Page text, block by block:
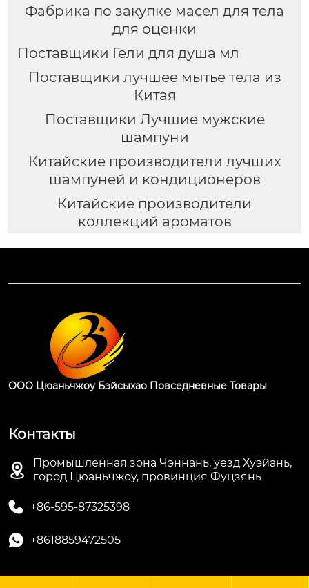
Фабрика по закупке масел для тела
для оценки
Поставщики Гели для душа мл
Поставщики лучшее мытье тела из
Китая
Поставщики Лучшие мужские
шампуни
Китайские производители лучших
шампуней и кондиционеров
Китайские производители
коллекций ароматов
ООО Цюаньчжоу Бэйсыхао Повседневные Товары
Контакты

Промышленная зона Чэннань, уезд Хуэйань,
город Цюаньчжоу, провинция Фуцзянь
 +86-595-87325398
 +8618859472505